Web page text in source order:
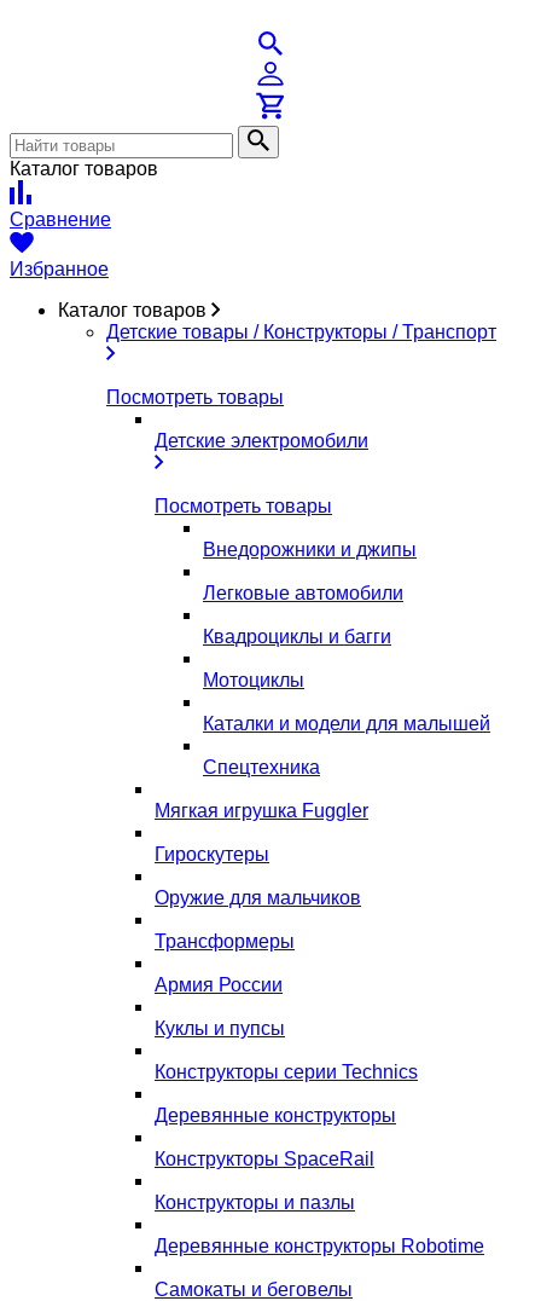
Каталог товаров
Сравнение
Избранное
Каталог товаров
Детские товары / Конструкторы / Транспорт
Посмотреть товары
Детские электромобили
Посмотреть товары
Внедорожники и джипы
Легковые автомобили
Квадроциклы и багги
Мотоциклы
Каталки и модели для малышей
Спецтехника
Мягкая игрушка Fuggler
Гироскутеры
Оружие для мальчиков
Трансформеры
Армия России
Куклы и пупсы
Конструкторы серии Technics
Деревянные конструкторы
Конструкторы SpaceRail
Конструкторы и пазлы
Деревянные конструкторы Robotime
Самокаты и беговелы